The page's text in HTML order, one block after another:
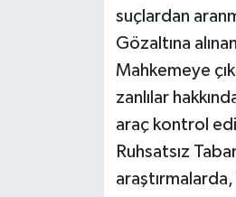
suçlardan
Gözaltına
Mahkemeye
zanlılar
araç kontrol
Ruhsatsız
araştırmalarda,